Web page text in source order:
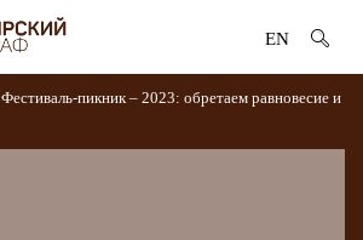
EN
Фестиваль-пикник – 2023: обретаем равновесие и